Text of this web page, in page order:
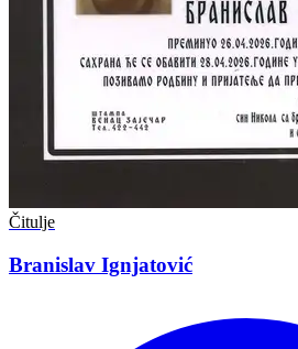
Čitulje
Branislav Ignjatović